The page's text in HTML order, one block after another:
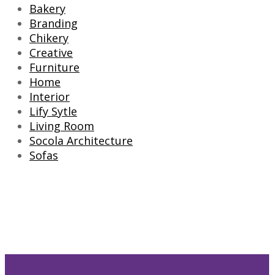
Bakery
Branding
Chikery
Creative
Furniture
Home
Interior
Lify Sytle
Living Room
Socola Architecture
Sofas